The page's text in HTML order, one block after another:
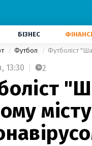
БІЗНЕС
Футбол Футболіст
13:30 2